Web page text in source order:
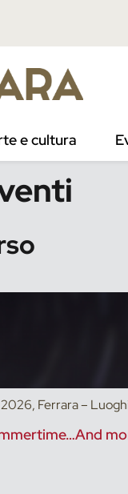
e cultura
Ferrara –